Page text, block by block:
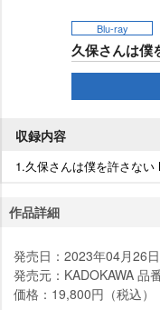
Blu-ray
久保さんは僕
収録内容
1.久保さんは僕を許さな
作品詳細
発売日：2023年04月26日
発売元：KADOKAWA 品
価格：19,800円（税込）